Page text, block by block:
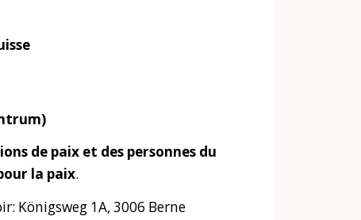
de paix et des personnes du
la paix.
Königsweg 1A, 3006 Berne